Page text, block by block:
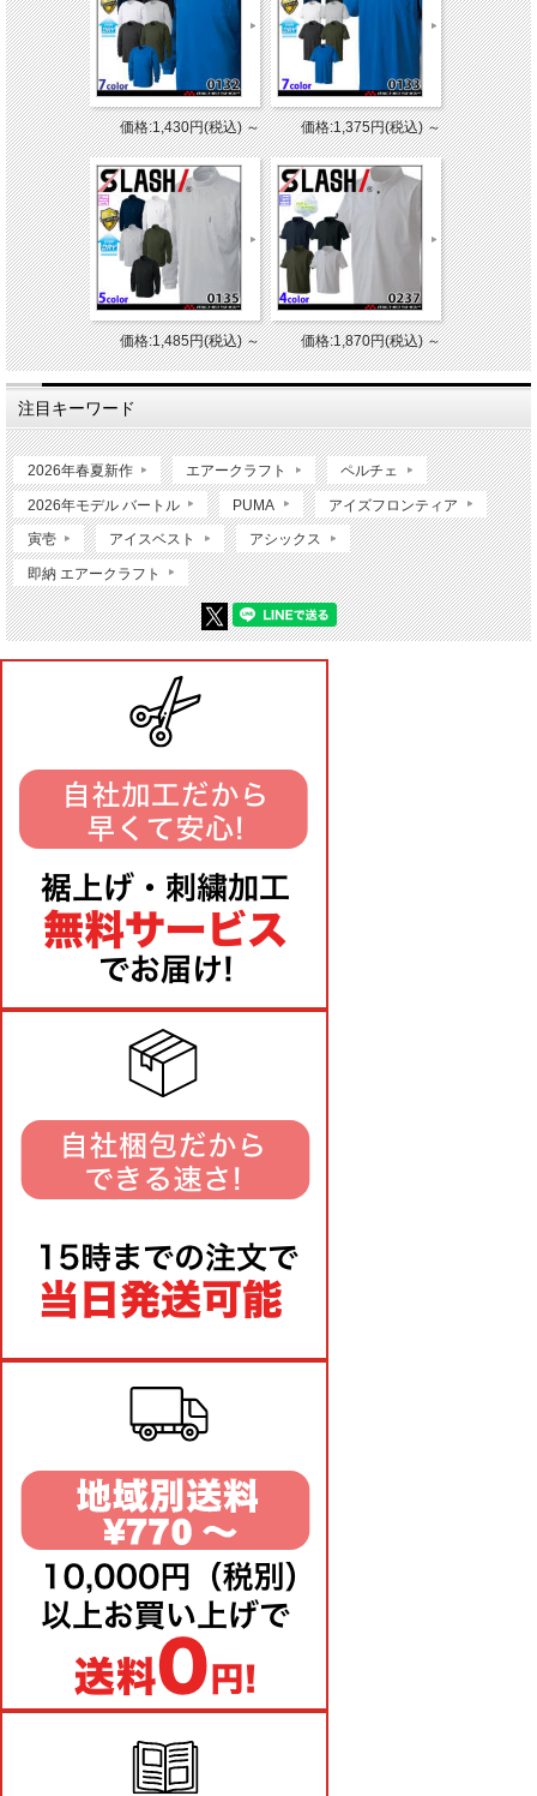
価格:1,430円(税込)～ 価格:1,375円(税込)～
価格:1,485円(税込)～ 価格:1,870円(税込)～
注目キーワード
2026年春夏新作 エアークラフト ペルチェ
2026年モデル バートル PUMA アイズフロンティア
寅壱 アイスベスト アシックス
即納 エアークラフト